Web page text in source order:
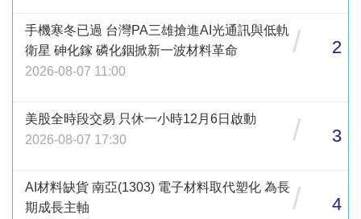
手機寒冬已過 台灣PA三雄搶進AI光通訊與低軌
衛星 砷化鎵 磷化銦掀新一波材料革命
2026-08-07 11:00
/ 2
美股全時段交易 只休一小時12月6日啟動
2026-08-07 17:30
/ 3
AI材料缺貨 南亞(1303) 電子材料取代塑化 為長
期成長主軸
/ 4